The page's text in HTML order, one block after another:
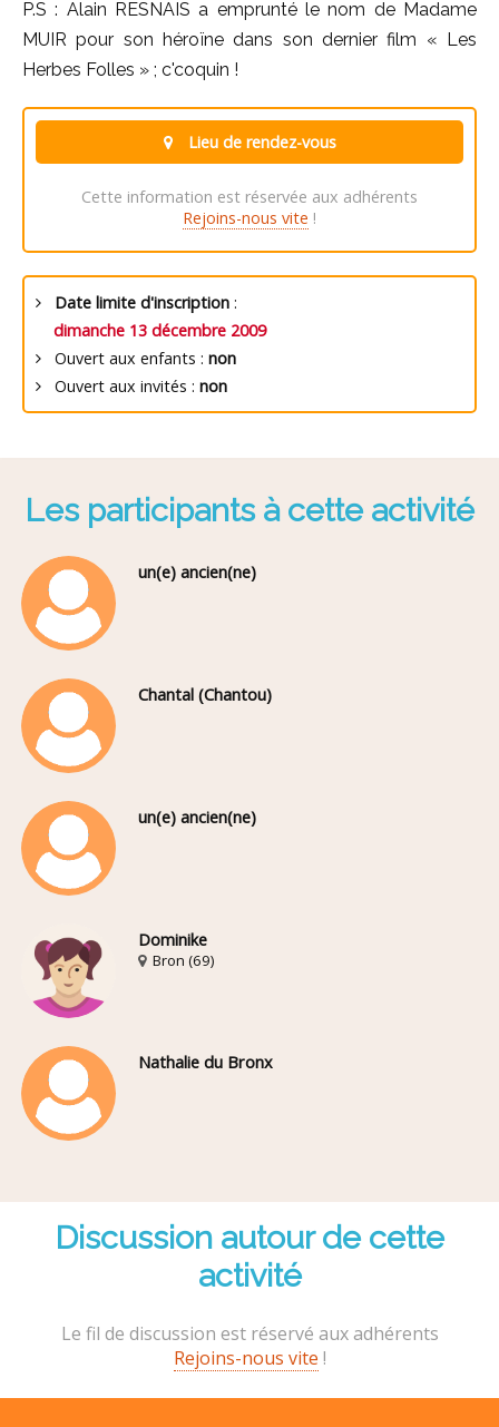
P.S : Alain RESNAIS a emprunté le nom de Madame
MUIR pour son héroïne dans son dernier film « Les
Herbes Folles » ; c'coquin !
Lieu de rendez-vous
Cette information est réservée aux adhérents
Rejoins-nous vite !
Date limite d'inscription :
dimanche 13 décembre 2009
Ouvert aux enfants : non
Ouvert aux invités : non
Les participants à cette activité
un(e) ancien(ne)
Chantal (Chantou)
un(e) ancien(ne)
Dominike
Bron (69)
Nathalie du Bronx
Discussion autour de cette
activité
Le fil de discussion est réservé aux adhérents
Rejoins-nous vite !